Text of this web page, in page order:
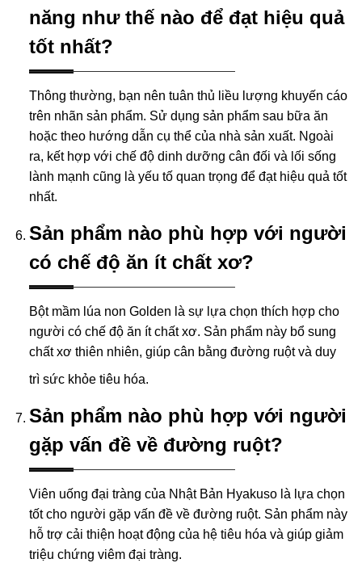
năng như thế nào để đạt hiệu quả
tốt nhất?
Thông thường, bạn nên tuân thủ liều lượng khuyến cáo
trên nhãn sản phẩm. Sử dụng sản phẩm sau bữa ăn
hoặc theo hướng dẫn cụ thể của nhà sản xuất. Ngoài
ra, kết hợp với chế độ dinh dưỡng cân đối và lối sống
lành mạnh cũng là yếu tố quan trọng để đạt hiệu quả tốt
nhất.
Sản phẩm nào phù hợp với người
có chế độ ăn ít chất xơ?
Bột mầm lúa non Golden là sự lựa chọn thích hợp cho
người có chế độ ăn ít chất xơ. Sản phẩm này bổ sung
chất xơ thiên nhiên, giúp cân bằng đường ruột và duy
trì sức khỏe tiêu hóa.
Sản phẩm nào phù hợp với người
gặp vấn đề về đường ruột?
Viên uống đại tràng của Nhật Bản Hyakuso là lựa chọn
tốt cho người gặp vấn đề về đường ruột. Sản phẩm này
hỗ trợ cải thiện hoạt động của hệ tiêu hóa và giúp giảm
triệu chứng viêm đại tràng.